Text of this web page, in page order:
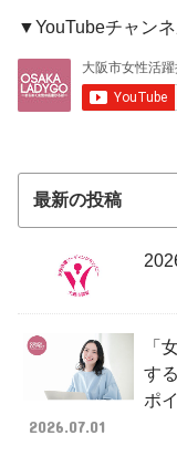
▼YouTubeチャン
最新の投稿
「
す
ポ
2026.07.01